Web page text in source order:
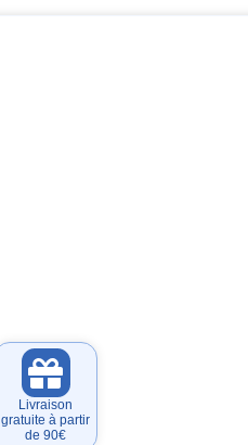
Livraison
gratuite à partir
de 90€